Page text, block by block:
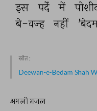
इस पर्दे में
बे-वज्ह
नहीं
स्रोत :
Deewan-e-Bedam Shah
अगली ग़ज़ल